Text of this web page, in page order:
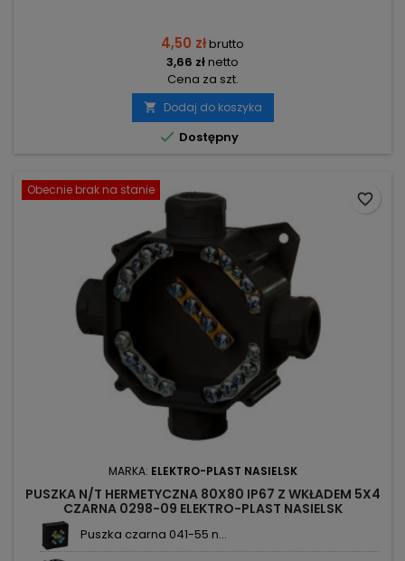
4,50 złbrutto
3,66 złnetto
Cena za szt.
 Dodaj do koszyka
 Dostępny
Obecnie brak na stanie
MARKA: ELEKTRO-PLAST NASIELSK
PUSZKA N/T HERMETYCZNA 80X80 IP67 Z WKŁADEM 5X4
CZARNA 0298-09 ELEKTRO-PLAST NASIELSK
Puszka czarna 041-55 n...
favorite_border